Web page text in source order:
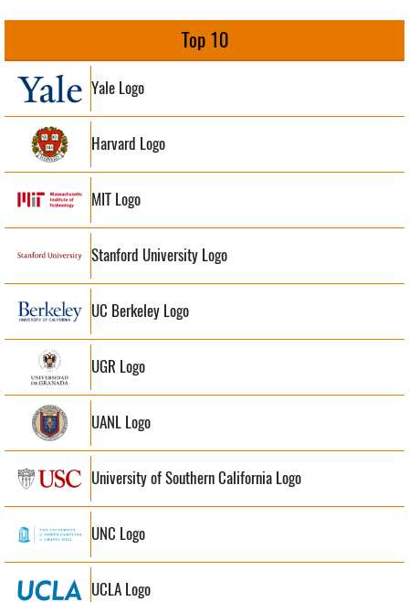
Top 10
Yale Logo
Harvard Logo
MIT Logo
Stanford University Logo
UC Berkeley Logo
UGR Logo
UANL Logo
University of Southern California Logo
UNC Logo
UCLA Logo